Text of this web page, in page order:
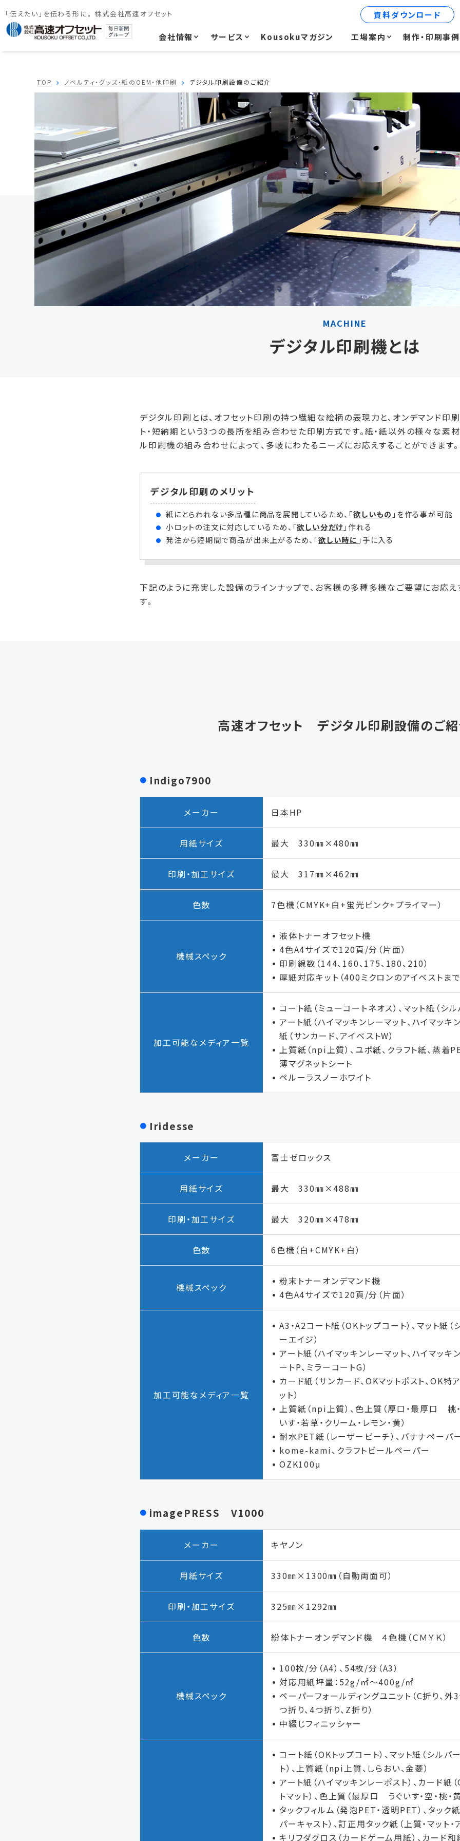
「伝えたい」を伝わる形に。 株式会社高速オフセット
会社情報 サービス Kousokuマガジン 工場案内 制作・印刷事例
資料ダウンロード
TOP ノベルティ・グッズ・紙のOEM・他印刷 デジタル印刷設備のご紹介
MACHINE
デジタル印刷機とは
デジタル印刷とは、オフセット印刷の持つ繊細な絵柄の表現力と、オンデマンド印
ト・短納期という3つの長所を組み合わせた印刷方式です。紙・紙以外の様々な素
ル印刷機の組み合わせによって、多岐にわたるニーズにお応えすることができます。
デジタル印刷のメリット
紙にとらわれない多品種に商品を展開しているため、「欲しいもの 」を作る事が可能
小ロットの注文に対応しているため、「欲しい分だけ 」作れる
発注から短期間で商品が出来上がるため、「欲しい時に 」手に入る
下記のように充実した設備のラインナップで、お客様の多種多様なご要望にお応
す。
高速オフセット デジタル印刷設備のご
Indigo7900
メーカー 日本HP
用紙サイズ 最大 330㎜×480㎜
印刷・加工 サイズ 最大 317㎜×462㎜
色数 7色機（CMYK+白+蛍光ピンク+プライマー）
機械スペック
液体トナーオフセット機
4色A4サイズで120頁/分（片面）
印刷線数（144、160、175、180、210）
厚紙対応キット（400ミクロンのアイベストま
加工可能な メディア一覧
コート紙（ミューコートネオス）、マット紙（シ
アート紙（ハイマッキンレーマット、ハイマッキ
紙（サンカード、アイベストW）
上質紙（npi上質）、ユポ紙、クラフト紙、蒸着
薄マグネットシート
ペルーラスノーホワイト
Iridesse
メーカー 富士ゼロックス
用紙サイズ 最大 330㎜×488㎜
印刷・加工サイズ 最大 320㎜×478㎜
色数 6色機（白+CMYK+白）
機械スペック
粉末トナーオンデマンド機
4色A4サイズで120頁/分（片面）
加工可能なメディア一覧
A3・A2コート紙（OKトップコート）、マット紙
ーエイジ）
アート紙（ハイマッキンレーマット、ハイマッキ
ートP、ミラーコートG）
カード紙（サンカード、OKマットポスト、OK特
ット）
上質紙（npi上質）、色上質（厚口・最厚口 桃・
いす・若草・クリーム・レモン・黄）
耐水PET紙（レーザーピーチ）、バナナペーパ
kome-kami、クラフトビールペーパー
OZK100μ
imagePRESS V1000
メーカー キヤノン
用紙サイズ 330㎜×1300㎜（自動両面可）
印刷・加工サイズ 325㎜×1292㎜
色数 紛体トナーオンデマンド機 ４色機（ＣＭＹＫ）
機械スペック
100枚/分（A4）、54枚/分（A3）
対応用紙坪量：52g/㎡～400g/㎡
ペーパーフォールディングユニット（C折り、外
つ折り、4つ折り、Z折り）
中綴じフィニッシャー
コート紙（OKトップコート）、マット紙（シルバ
ト）、上質紙（npi上質、しらおい、金菱）
アート紙（ハイマッキンレーポスト）、カード紙
トマット）、色上質（最厚口 うぐいす・空・桃・
タックフィルム（発泡PET・透明PET）、タック
パーキャスト）、訂正用タック紙（上質・マット・
キリフダグロス（カードゲーム用紙）、カード和